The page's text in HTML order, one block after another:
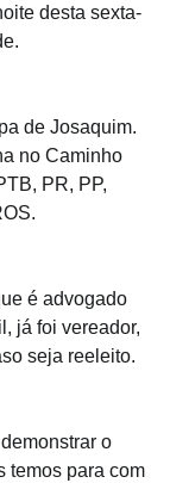
desta sexta-
de Josaquim.
no Caminho
PR, PP,
é advogado
já foi vereador,
seja reeleito.
o
temos para com